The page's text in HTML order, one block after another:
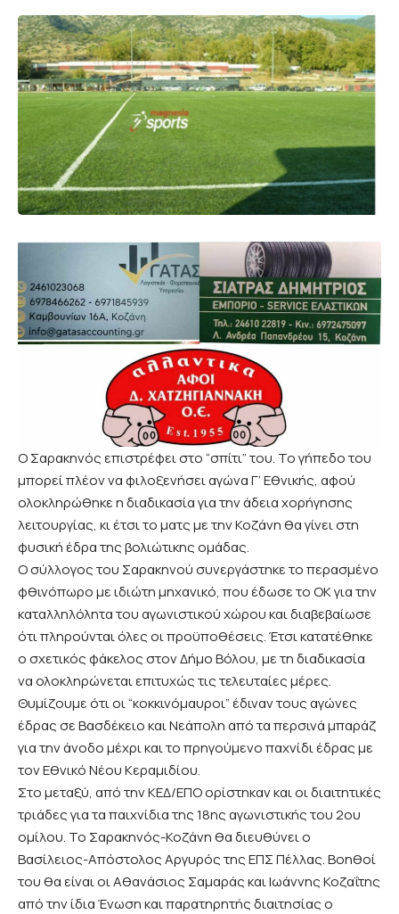
Ο Σαρακηνός επιστρέφει στο “σπίτι” του. Το γήπεδο του
μπορεί πλέον να φιλοξενήσει αγώνα Γ’ Εθνικής, αφού
ολοκληρώθηκε η διαδικασία για την άδεια χορήγησης
λειτουργίας, κι έτσι το ματς με την Κοζάνη θα γίνει στη
φυσική έδρα της βολιώτικης ομάδας.
Ο σύλλογος του Σαρακηνού συνεργάστηκε το περασμένο
φθινόπωρο με ιδιώτη μηχανικό, που έδωσε το ΟΚ για την
καταλληλόλητα του αγωνιστικού χώρου και διαβεβαίωσε
ότι πληρούνται όλες οι προϋποθέσεις. Έτσι κατατέθηκε
ο σχετικός φάκελος στον Δήμο Βόλου, με τη διαδικασία
να ολοκληρώνεται επιτυχώς τις τελευταίες μέρες.
Θυμίζουμε ότι οι “κοκκινόμαυροι” έδιναν τους αγώνες
έδρας σε Βασδέκειο και Νεάπολη από τα περσινά μπαράζ
για την άνοδο μέχρι και το πρηγούμενο παχνίδι έδρας με
τον Εθνικό Νέου Κεραμιδίου.
Στο μεταξύ, από την ΚΕΔ/ΕΠΟ ορίστηκαν και οι διαιτητικές
τριάδες για τα παιχνίδια της 18ης αγωνιστικής του 2ου
ομίλου. Το Σαρακηνός-Κοζάνη θα διευθύνει ο
Βασίλειος-Απόστολος Αργυρός της ΕΠΣ Πέλλας. Βοηθοί
του θα είναι οι Αθανάσιος Σαμαράς και Ιωάννης Κοζαΐτης
από την ίδια Ένωση και παρατηρητής διαιτησίας ο